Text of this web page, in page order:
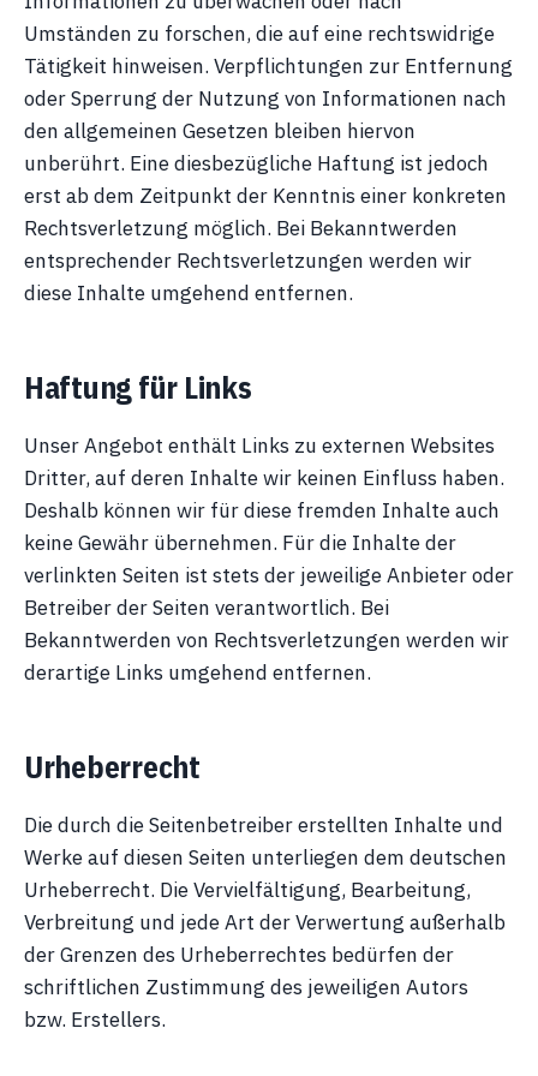
Umständen zu forschen, die auf eine rechtswidrige
Tätigkeit hinweisen. Verpflichtungen zur Entfernung
oder Sperrung der Nutzung von Informationen nach
den allgemeinen Gesetzen bleiben hiervon
unberührt. Eine diesbezügliche Haftung ist jedoch
erst ab dem Zeitpunkt der Kenntnis einer konkreten
Rechtsverletzung möglich. Bei Bekanntwerden
entsprechender Rechtsverletzungen werden wir
diese Inhalte umgehend entfernen.
Haftung für Links
Unser Angebot enthält Links zu externen Websites
Dritter, auf deren Inhalte wir keinen Einfluss haben.
Deshalb können wir für diese fremden Inhalte auch
keine Gewähr übernehmen. Für die Inhalte der
verlinkten Seiten ist stets der jeweilige Anbieter oder
Betreiber der Seiten verantwortlich. Bei
Bekanntwerden von Rechtsverletzungen werden wir
derartige Links umgehend entfernen.
Urheberrecht
Die durch die Seitenbetreiber erstellten Inhalte und
Werke auf diesen Seiten unterliegen dem deutschen
Urheberrecht. Die Vervielfältigung, Bearbeitung,
Verbreitung und jede Art der Verwertung außerhalb
der Grenzen des Urheberrechtes bedürfen der
schriftlichen Zustimmung des jeweiligen Autors
bzw. Erstellers.